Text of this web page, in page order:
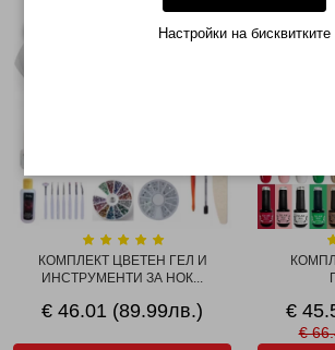
КОМПЛЕКТ ЦВЕТЕН ГЕЛ И
ИНСТРУМЕНТИ ЗА НОК...
€ 46.01 (89.99лв.) €
€
Настройки на бисквитките